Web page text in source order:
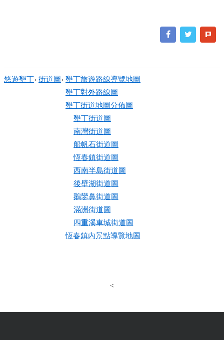
悠遊墾丁› 街道圖› 墾丁旅遊路線導覽地圖
墾丁對外路線圖
墾丁街道地圖分佈圖
墾丁街道圖
南灣街道圖
船帆石街道圖
恆春鎮街道圖
西南半島街道圖
後壁湖街道圖
鵝鑾鼻街道圖
滿洲街道圖
四重溪車城街道圖
恆春鎮內景點導覽地圖
<